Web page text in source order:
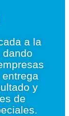
a la
dando
y
de